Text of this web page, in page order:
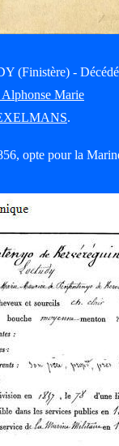
(Finistère) -
Marie
.
opte pour la